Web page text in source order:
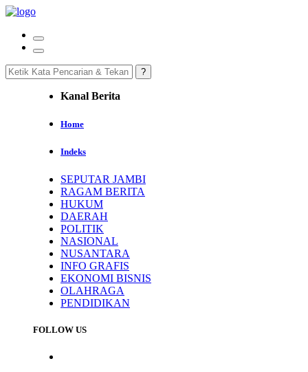
Kanal Berita
Home
Indeks
SEPUTAR JAMBI
RAGAM BERITA
HUKUM
DAERAH
POLITIK
NASIONAL
NUSANTARA
INFO GRAFIS
EKONOMI BISNIS
OLAHRAGA
PENDIDIKAN
FOLLOW US